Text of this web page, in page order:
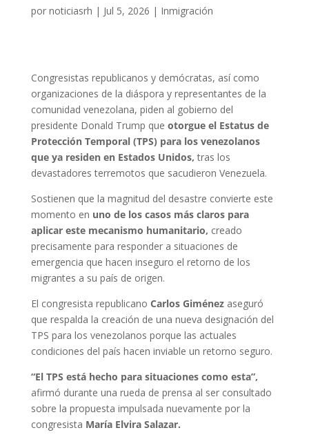
por noticiasrh | Jul 5, 2026 | Inmigración
Congresistas republicanos y demócratas, así como
organizaciones de la diáspora y representantes de la
comunidad venezolana, piden al gobierno del
presidente Donald Trump que otorgue el Estatus de
Protección Temporal (TPS) para los venezolanos
que ya residen en Estados Unidos, tras los
devastadores terremotos que sacudieron Venezuela.
Sostienen que la magnitud del desastre convierte este
momento en uno de los casos más claros para
aplicar este mecanismo humanitario, creado
precisamente para responder a situaciones de
emergencia que hacen inseguro el retorno de los
migrantes a su país de origen.
El congresista republicano Carlos Giménezaseguró
que respalda la creación de una nueva designación del
TPS para los venezolanos porque las actuales
condiciones del país hacen inviable un retorno seguro.
“El TPS está hecho para situaciones como esta”,
afirmó durante una rueda de prensa al ser consultado
sobre la propuesta impulsada nuevamente por la
congresista María Elvira Salazar.